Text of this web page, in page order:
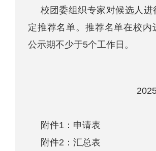
校团委组织专家对候选人进
定推荐名单。推荐名单在校内
公示期不少于5个工作日。
附件1：申请表
附件2：汇总表